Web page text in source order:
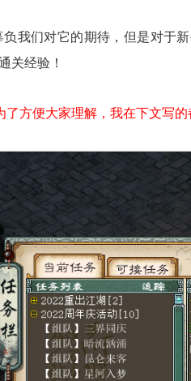
我们对它的期待，但是对于
关经验！
方便大家理解，我在下文写的